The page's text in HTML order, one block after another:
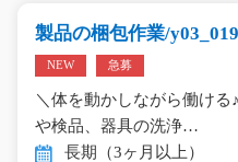
製品の梱包作業/
NEW 急募
＼体を動かしながら働け
や検品、器具の洗浄…
長期（3ヶ月以上）